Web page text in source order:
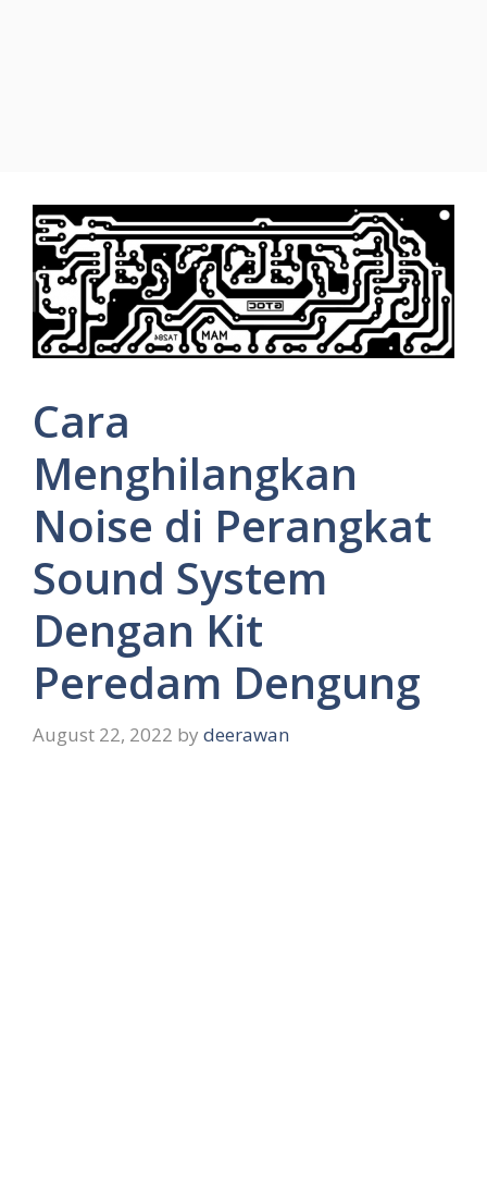
Cara
Menghilangkan
Noise di Perangkat
Sound System
Dengan Kit
Peredam Dengung
August 22, 2022 by deerawan